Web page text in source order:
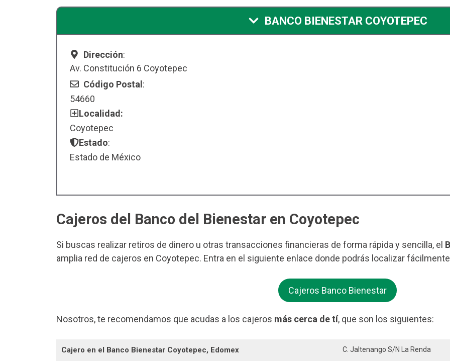
BANCO BIENESTAR COYOTEPEC
Dirección:
Av. Constitución 6 Coyotepec
Código Postal:
54660
Localidad:
Coyotepec
Estado:
Estado de México
Cajeros del Banco del Bienestar en Coyotepec
Si buscas realizar retiros de dinero u otras transacciones financieras de forma rápida y sencilla, el
amplia red de cajeros en Coyotepec. Entra en el siguiente enlace donde podrás localizar
Cajeros Banco Bienestar
Nosotros, te recomendamos que acudas a los cajeros más cerca de tí, que son los siguientes:
Cajero en el Banco Bienestar Coyotepec, Edomex C. Jaltenango S/n La Renda